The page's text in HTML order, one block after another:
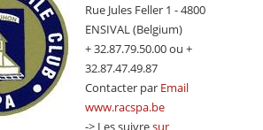
Rue Jules Feller 1 - 4800
ENSIVAL (Belgium)
+ 32.87.79.50.00 ou +
32.87.47.49.87
Contacter par Email
www.racspa.be